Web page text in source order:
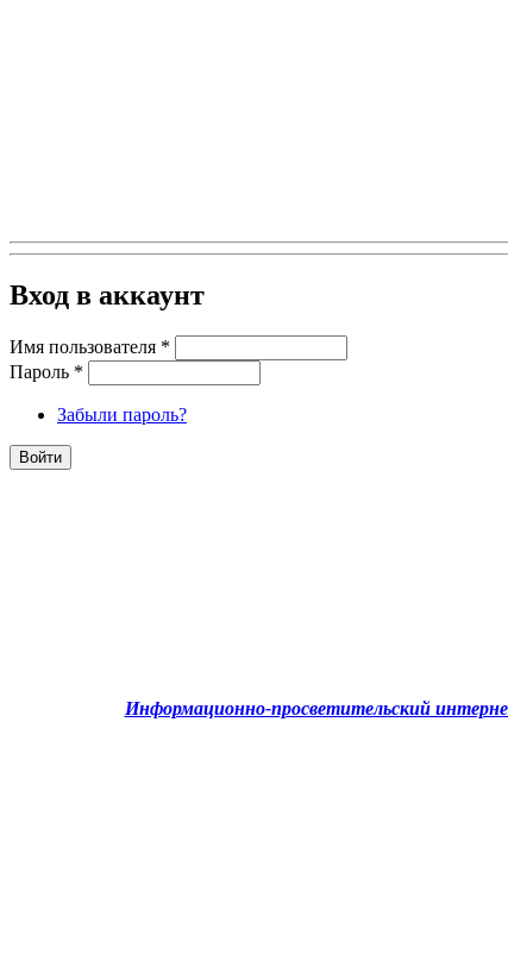
Вход в аккаунт
Имя пользователя *
Пароль *
Забыли пароль?
Информационно-просветительский